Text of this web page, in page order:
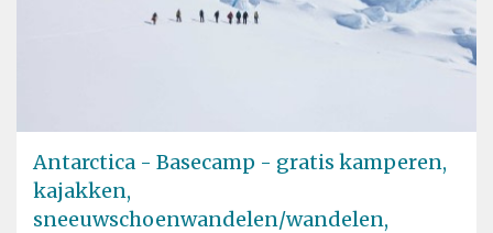
Antarctica - Basecamp - gratis kamperen,
kajakken,
sneeuwschoenwandelen/wandelen,